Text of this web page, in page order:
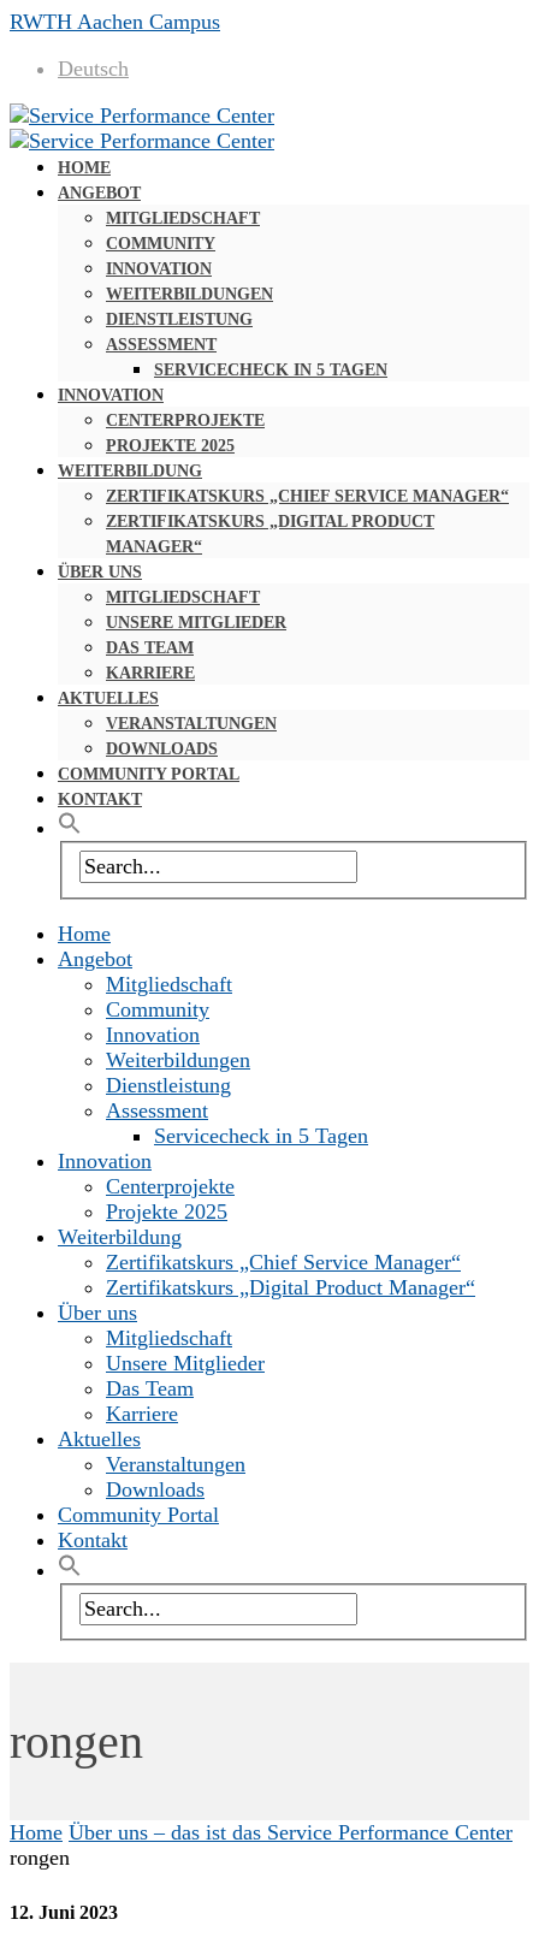
RWTH Aachen Campus
Deutsch
HOME
ANGEBOT
MITGLIEDSCHAFT
COMMUNITY
INNOVATION
WEITERBILDUNGEN
DIENSTLEISTUNG
ASSESSMENT
SERVICECHECK IN 5 TAGEN
INNOVATION
CENTERPROJEKTE
PROJEKTE 2025
WEITERBILDUNG
ZERTIFIKATSKURS „CHIEF SERVICE MANAGER“
ZERTIFIKATSKURS „DIGITAL PRODUCT
MANAGER“
ÜBER UNS
MITGLIEDSCHAFT
UNSERE MITGLIEDER
DAS TEAM
KARRIERE
AKTUELLES
VERANSTALTUNGEN
DOWNLOADS
COMMUNITY PORTAL
KONTAKT
Home
Angebot
Mitgliedschaft
Community
Innovation
Weiterbildungen
Dienstleistung
Assessment
Servicecheck in 5 Tagen
Innovation
Centerprojekte
Projekte 2025
Weiterbildung
Zertifikatskurs „Chief Service Manager“
Zertifikatskurs „Digital Product Manager“
Über uns
Mitgliedschaft
Unsere Mitglieder
Das Team
Karriere
Aktuelles
Veranstaltungen
Downloads
Community Portal
Kontakt
rongen
Home Über uns – das ist das Service Performance Center
rongen
12. Juni 2023